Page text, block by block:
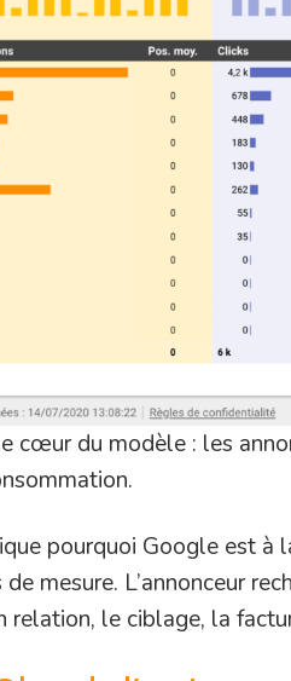
cœur du modèle : les
pourquoi Google est à
mesure. L’annonceur
relation, le ciblage, la